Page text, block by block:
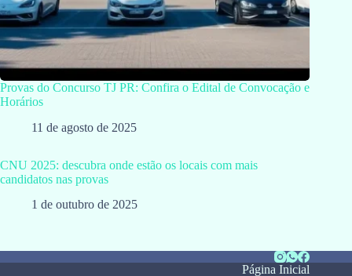
Provas do Concurso TJ PR: Confira o Edital de Convocação e
Horários
11 de agosto de 2025
CNU 2025: descubra onde estão os locais com mais
candidatos nas provas
1 de outubro de 2025
Página Inicial